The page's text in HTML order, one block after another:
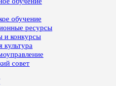
обучение
ресурсы
и конкурсы
культура
совет